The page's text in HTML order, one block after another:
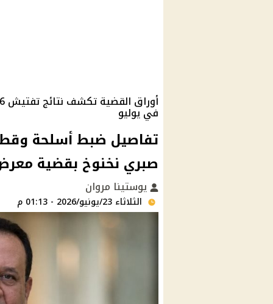
في يوليو
تفاصيل ضبط أسلحة
صبري نخنوخ بقضية
يوستينا مروان
الثلاثاء 23/يونيو/2026 - 01:13 م